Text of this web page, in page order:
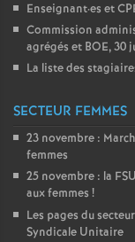
Enseignant·es et
Commission
agrégés et BOE, 30
La liste des
SECTEUR FEMMES
23 novembre :
femmes
25 novembre : la FSU
aux femmes !
Les pages du
Syndicale Unitaire